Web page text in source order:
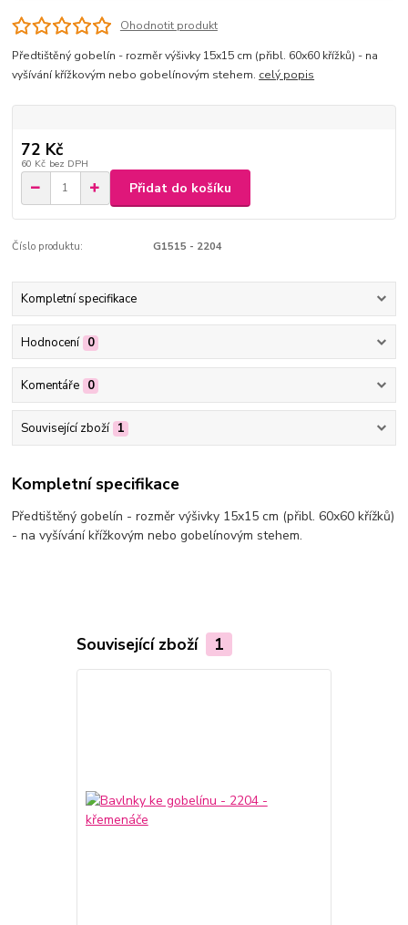
Ohodnotit produkt
Předtištěný gobelín - rozměr výšivky 15x15 cm (přibl. 60x60 křížků) - na
vyšívání křížkovým nebo gobelínovým stehem. celý popis
72 Kč
60 Kč bez DPH
Přidat do košíku
Číslo produktu: G1515 - 2204
Kompletní specifikace
Hodnocení 0
Komentáře 0
Související zboží 1
Kompletní specifikace
Předtištěný gobelín - rozměr výšivky 15x15 cm (přibl. 60x60 křížků)
- na vyšívání křížkovým nebo gobelínovým stehem.
Související zboží 1